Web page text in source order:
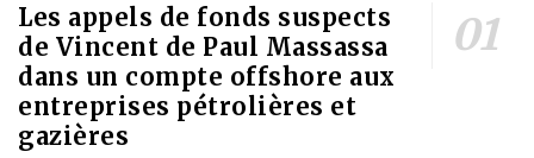
Les appels de fonds suspects
de Vincent de Paul Massassa
dans un compte offshore aux
entreprises pétrolières et
gazières